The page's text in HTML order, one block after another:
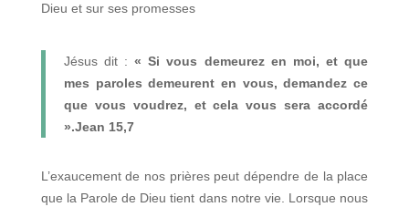
Dieu et sur ses promesses
Jésus dit :« Si vous demeurez en moi, et que
mes paroles demeurent en vous, demandez ce
que vous voudrez, et cela vous sera accordé
».Jean 15,7
L’exaucement de nos prières peut dépendre de la place
que la Parole de Dieu tient dans notre vie. Lorsque nous